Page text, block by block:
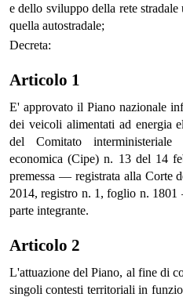
e dello sviluppo della rete stradale
quella autostradale;
Decreta:
Articolo 1
E' approvato il Piano nazionale
dei veicoli alimentati ad energia
del Comitato interministeriale
economica (Cipe) n. 13 del 14
premessa — registrata alla Corte
2014, registro n. 1, foglio n.
parte integrante.
Articolo 2
L'attuazione del Piano, al fine di
singoli contesti territoriali in